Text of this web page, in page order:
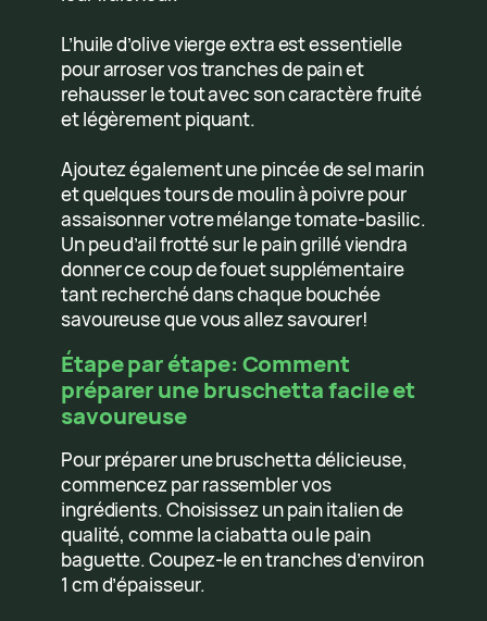
L’huile d’olive vierge extra est essentielle
pour arroser vos tranches de pain et
rehausser le tout avec son caractère fruité
et légèrement piquant.
Ajoutez également une pincée de sel marin
et quelques tours de moulin à poivre pour
assaisonner votre mélange tomate-basilic.
Un peu d’ail frotté sur le pain grillé viendra
donner ce coup de fouet supplémentaire
tant recherché dans chaque bouchée
savoureuse que vous allez savourer!
Étape par étape: Comment
préparer une bruschetta facile et
savoureuse
Pour préparer une bruschetta délicieuse,
commencez par rassembler vos
ingrédients. Choisissez un pain italien de
qualité, comme la ciabatta ou le pain
baguette. Coupez-le en tranches d’environ
1 cm d’épaisseur.